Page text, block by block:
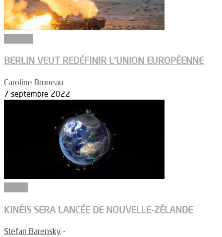
BERLIN VEUT REDÉFINIR L’UNION EUROPÉENNE
Caroline Bruneau -
7 septembre 2022
KINÉIS SERA LANCÉE DE NOUVELLE-ZÉLANDE
Stefan Barensky -